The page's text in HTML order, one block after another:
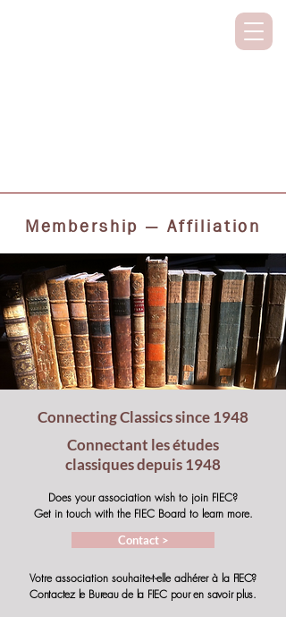
Membership — Affiliation
Connecting Classics since 1948
Connectant les études
classiques depuis 1948
Does your association wish to join FIEC?
Get in touch with the FIEC Board to learn more.
Contact >
Votre association souhaite-t-elle adhérer à la FIEC?
Contactez le Bureau de la FIEC pour en savoir plus.